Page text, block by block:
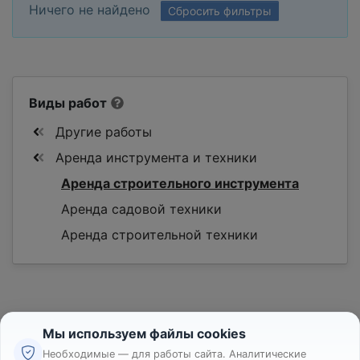
Ничего не найдено Сбросить фильтры
Виды работ
Другие работы
Аренда инструмента и техники
Аренда строительного инструмента
Аренда садовой техники
Аренда строительной техники
Мы используем файлы cookies
Необходимые — для работы сайта. Аналитические